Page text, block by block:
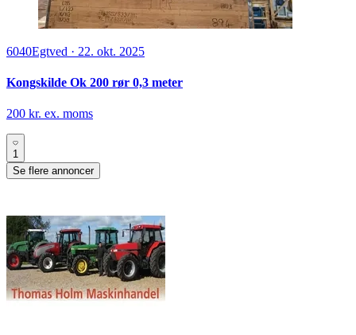
6040Egtved · 22. okt. 2025
Kongskilde Ok 200 rør 0,3 meter
200 kr. ex. moms
1
Se flere annoncer